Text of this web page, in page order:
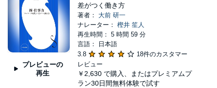
プレビューの
再生
差がつく働き方
著者： 大前 研一
ナレーター： 樫井 笙人
再生時間： 5 時間 59 分
言語： 日本語
3.8
18件のカスタマー
レビュー
￥2,630 で購入、またはプレミアムプ
ラン30日間無料体験で試す